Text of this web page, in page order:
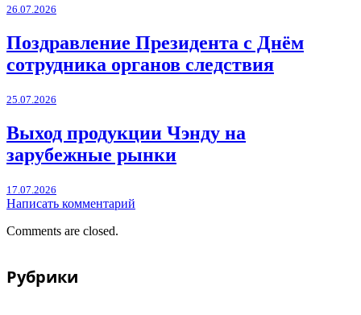
26.07.2026
Поздравление Президента с Днём
сотрудника органов следствия
25.07.2026
Выход продукции Чэнду на
зарубежные рынки
17.07.2026
Написать комментарий
Comments are closed.
Рубрики